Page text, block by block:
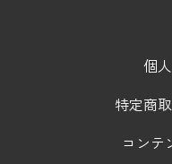
個
特定商
コンテ